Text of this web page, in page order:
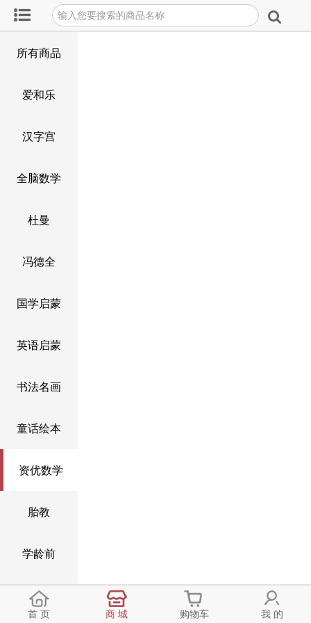
所有商品
爱和乐
汉字宫
全脑数学
杜曼
冯德全
国学启蒙
英语启蒙
书法名画
童话绘本
资优数学
胎教
学龄前
6到13岁
首 页 商 城 购物车 我 的